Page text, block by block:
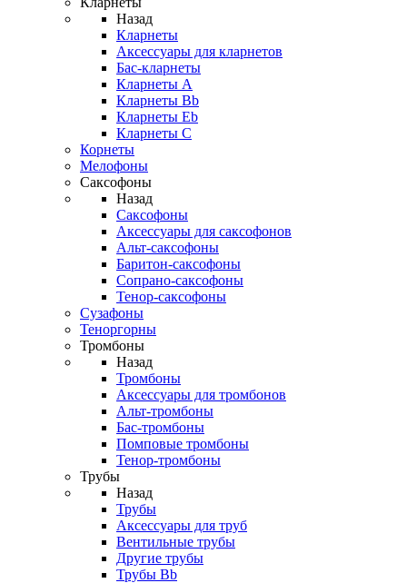
Назад
Кларнеты
Аксессуары для кларнетов
Бас-кларнеты
Кларнеты A
Кларнеты Bb
Кларнеты Eb
Кларнеты С
Корнеты
Мелофоны
Саксофоны
Назад
Саксофоны
Аксессуары для саксофонов
Альт-саксофоны
Баритон-саксофоны
Сопрано-саксофоны
Тенор-саксофоны
Сузафоны
Теноргорны
Тромбоны
Назад
Тромбоны
Аксессуары для тромбонов
Альт-тромбоны
Бас-тромбоны
Помповые тромбоны
Тенор-тромбоны
Трубы
Назад
Трубы
Аксессуары для труб
Вентильные трубы
Другие трубы
Трубы Bb